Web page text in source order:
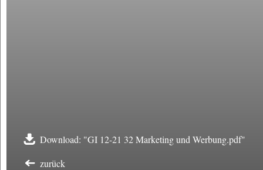
Download: "GI 12-21 32 Marketing und Werbung.pdf"
zurück